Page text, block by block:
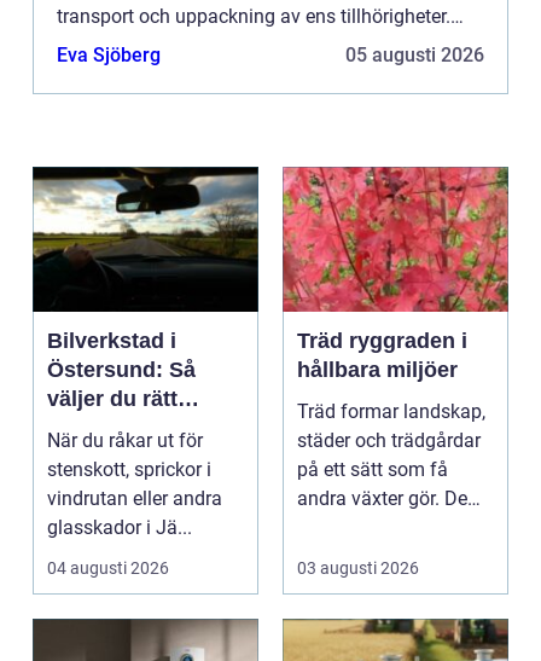
transport och uppackning av ens tillhörigheter.
Turligt nog erbjuder...
Eva Sjöberg 05 augusti 2026
Bilverkstad i
Östersund: Så
väljer du rätt
verkstad för
glasskador
När du råkar ut för
stenskott, sprickor i
vindrutan eller andra
glasskador i Jä...
04 augusti 2026
Träd ryggraden i
hållbara miljöer
Träd formar landskap,
städer och trädgårdar
på ett sätt som få
andra växter gör. De
03 augusti 2026